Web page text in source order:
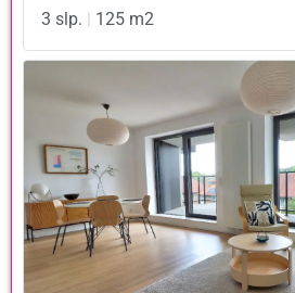
3 slp. 125 m2